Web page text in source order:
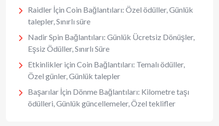
Raidler İçin Coin Bağlantıları: Özel ödüller, Günlük
talepler, Sınırlı süre
Nadir Spin Bağlantıları: Günlük Ücretsiz Dönüşler,
Eşsiz Ödüller, Sınırlı Süre
Etkinlikler için Coin Bağlantıları: Temalı ödüller,
Özel günler, Günlük talepler
Başarılar İçin Dönme Bağlantıları: Kilometre taşı
ödülleri, Günlük güncellemeler, Özel teklifler